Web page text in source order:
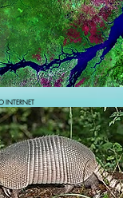
INTERNET